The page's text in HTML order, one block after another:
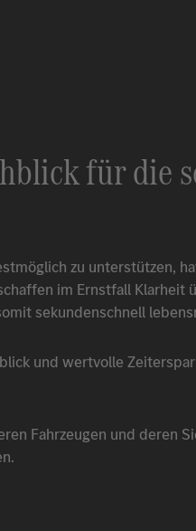
für die
zu unterstützen,
im Ernstfall Klarheit
sekundenschnell
und wertvolle
Fahrzeugen und deren